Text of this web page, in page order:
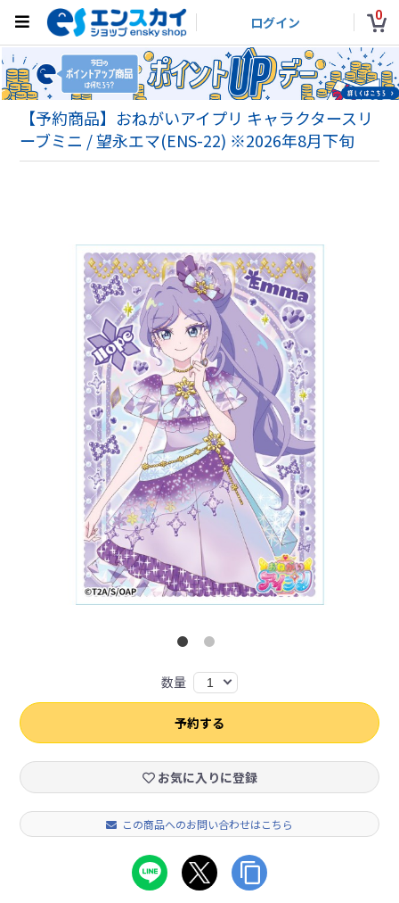
ログイン 0
【予約商品】おねがいアイプリ キャラクタースリ
ーブミニ / 望永エマ(ENS-22) ※2026年8月下旬
数量 1
予約する
お気に入りに登録
この商品へのお問い合わせはこちら